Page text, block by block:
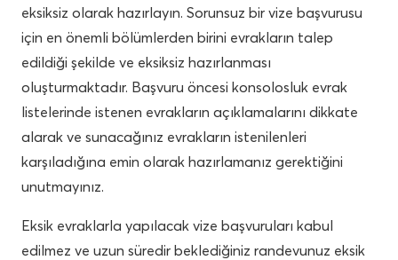
eksiksiz olarak hazırlayın. Sorunsuz bir vize başvurusu
için en önemli bölümlerden birini evrakların talep
edildiği şekilde ve eksiksiz hazırlanması
oluşturmaktadır. Başvuru öncesi konsolosluk evrak
listelerinde istenen evrakların açıklamalarını dikkate
alarak ve sunacağınız evrakların istenilenleri
karşıladığına emin olarak hazırlamanız gerektiğini
unutmayınız.
Eksik evraklarla yapılacak vize başvuruları kabul
edilmez ve uzun süredir beklediğiniz randevunuz eksik